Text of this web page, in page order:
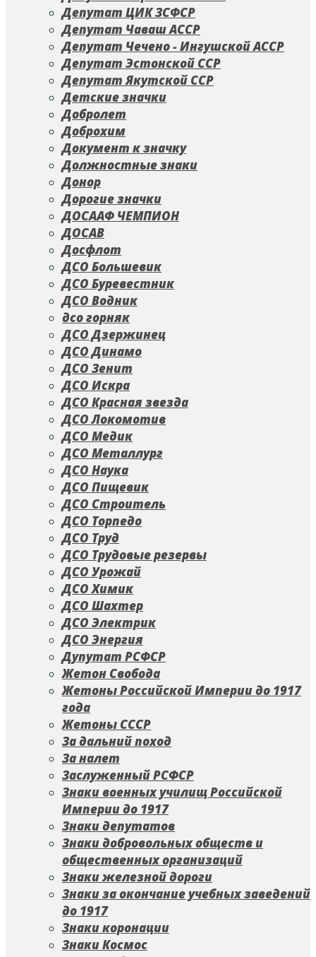
Депутат ЦИК ЗСФСР
Депутат Чаваш АССР
Депутат Чечено - Ингушской АССР
Депутат Эстонской ССР
Депутат Якутской ССР
Детские значки
Добролет
Доброхим
Документ к значку
Должностные знаки
Донор
Дорогие значки
ДОСААФ ЧЕМПИОН
ДОСАВ
Досфлот
ДСО Большевик
ДСО Буревестник
ДСО Водник
дсо горняк
ДСО Дзержинец
ДСО Динамо
ДСО Зенит
ДСО Искра
ДСО Красная звезда
ДСО Локомотив
ДСО Медик
ДСО Металлург
ДСО Наука
ДСО Пищевик
ДСО Строитель
ДСО Торпедо
ДСО Труд
ДСО Трудовые резервы
ДСО Урожай
ДСО Химик
ДСО Шахтер
ДСО Электрик
ДСО Энергия
Дупутат РСФСР
Жетон Свобода
Жетоны Российской Империи до 1917
года
Жетоны СССР
За дальний поход
За налет
Заслуженный РСФСР
Знаки военных училищ Российской
Империи до 1917
Знаки депутатов
Знаки добровольных обществ и
общественных организаций
Знаки железной дороги
Знаки за окончание учебных заведений
до 1917
Знаки коронации
Знаки Космос